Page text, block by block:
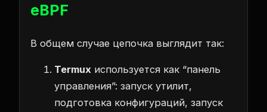
eBPF
В общем случае цепочка выглядит так:
Termux используется как “панель
управления”: запуск утилит,
подготовка конфигураций, запуск